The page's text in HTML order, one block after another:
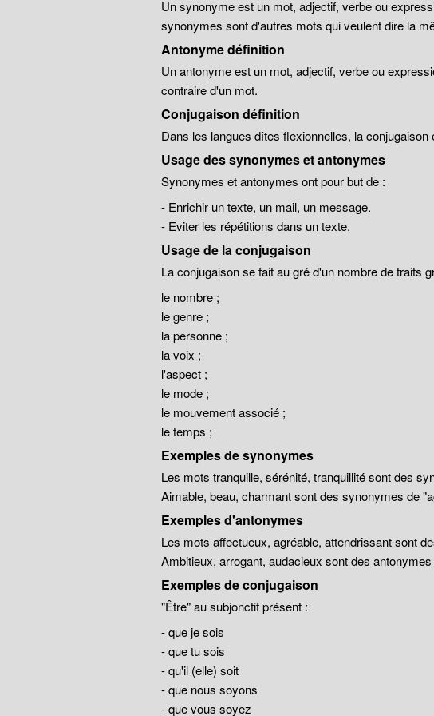
Un synonyme est un mot, adjectif, verbe ou
synonymes sont d'autres mots qui veulent dire la
Antonyme définition
Un antonyme est un mot, adjectif, verbe ou
contraire d'un mot.
Conjugaison définition
Dans les langues dîtes flexionnelles, la
Usage des synonymes et antonymes
Synonymes et antonymes ont pour but de :
- Enrichir un texte, un mail, un message.
- Eviter les répétitions dans un texte.
Usage de la conjugaison
La conjugaison se fait au gré d'un nombre de traits
le nombre ;
le genre ;
la personne ;
la voix ;
l'aspect ;
le mode ;
le mouvement associé ;
le temps ;
Exemples de synonymes
Les mots tranquille, sérénité, tranquillité sont des
Aimable, beau, charmant sont des synonymes de
Exemples d'antonymes
Les mots affectueux, agréable, attendrissant sont
Ambitieux, arrogant, audacieux sont des
Exemples de conjugaison
"Être" au subjonctif présent :
- que je sois
- que tu sois
- qu'il (elle) soit
- que nous soyons
- que vous soyez